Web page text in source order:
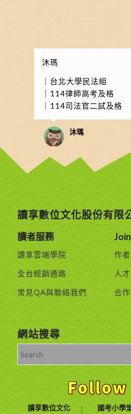
沐瑪
｜台北大學民法組
｜114律師高考及格
｜114司法官二試及格
沐瑪
讀享數位文化股份有限
讀者服務
讀享雲端學院
全台經銷通路
常見QA與聯絡我們
作
人
合
網站搜尋
讀享數位文化
國考小學